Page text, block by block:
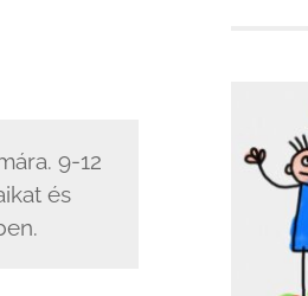
9-12
és